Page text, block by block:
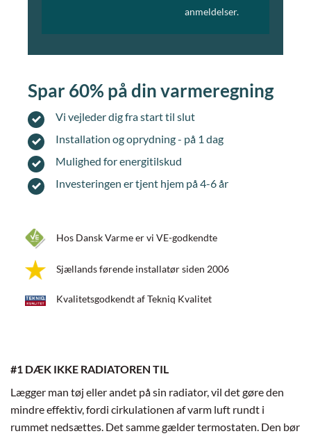
Spar 60% på din varmeregning
Vi vejleder dig fra start til slut
Installation og oprydning - på 1 dag
Mulighed for energitilskud
Investeringen er tjent hjem på 4-6 år
anmeldelser.
Hos Dansk Varme er vi VE-godkendte
Sjællands førende installatør siden 2006
Kvalitetsgodkendt af Tekniq Kvalitet
#1 DÆK IKKE RADIATOREN TIL
Lægger man tøj eller andet på sin radiator, vil det gøre den
mindre effektiv, fordi cirkulationen af varm luft rundt i
rummet nedsættes. Det samme gælder termostaten. Den bør